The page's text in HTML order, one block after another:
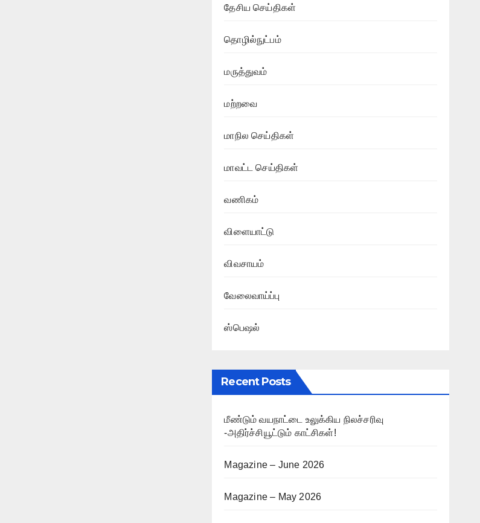
தேசிய செய்திகள்
தொழில்நுட்பம்
மருத்துவம்
மற்றவை
மாநில செய்திகள்
மாவட்ட செய்திகள்
வணிகம்
விளையாட்டு
விவசாயம்
வேலைவாய்ப்பு
ஸ்பெஷல்
Recent Posts
மீண்டும் வயநாட்டை உலுக்கிய நிலச்சரிவு
-அதிர்ச்சியூட்டும் காட்சிகள்!
Magazine – June 2026
Magazine – May 2026